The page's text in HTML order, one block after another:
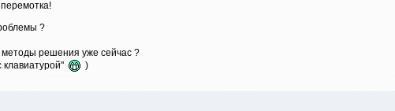
?
методы решения уже сейчас ?
клавиатурой"
)